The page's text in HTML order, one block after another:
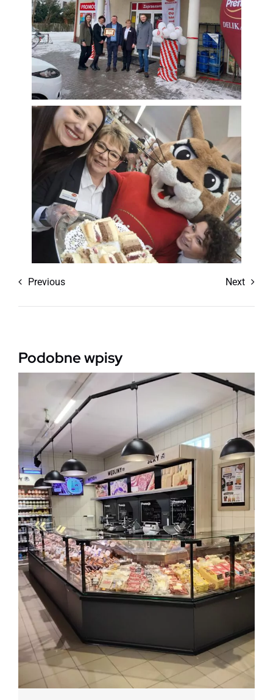
Previous Next
Podobne wpisy